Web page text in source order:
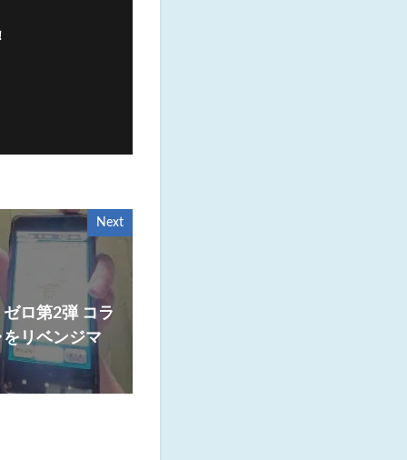
Next
ロ第2弾 コラ
リベンジマ